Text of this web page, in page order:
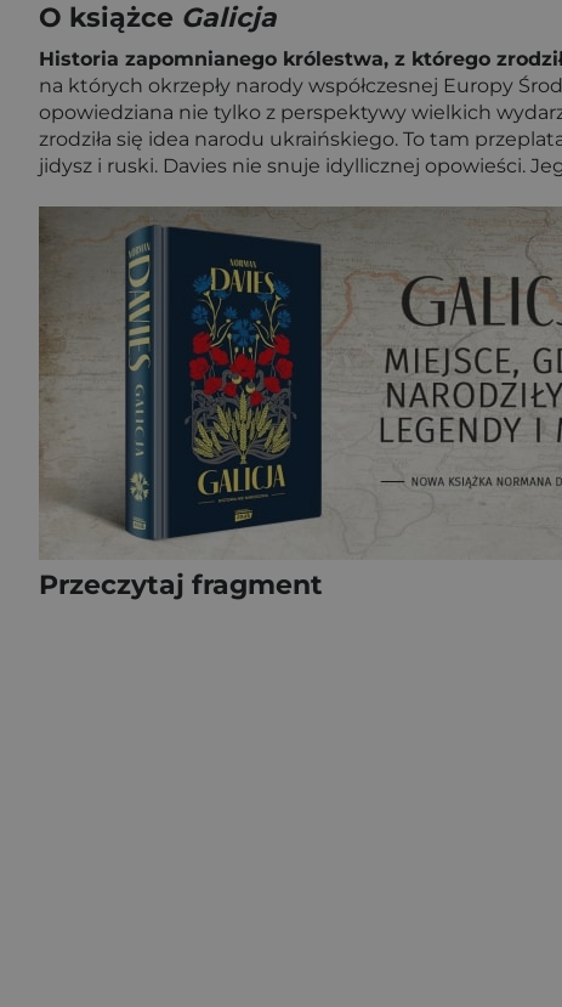
O książce Galicja
Historia zapomnianego królestwa, z którego
na których okrzepły narody współczesnej Europy
opowiedziana nie tylko z perspektywy wielkich
zrodziła się idea narodu ukraińskiego. To tam
jidysz i ruski. Davies nie snuje idyllicznej opowieści.
Przeczytaj fragment